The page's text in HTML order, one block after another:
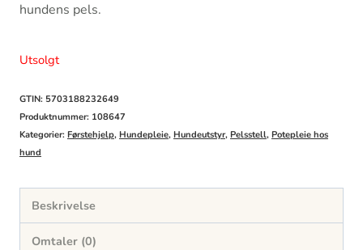
hundens pels.
Utsolgt
GTIN: 5703188232649
Produktnummer: 108647
Kategorier: Førstehjelp, Hundepleie, Hundeutstyr, Pelsstell, Potepleie hos
hund
Beskrivelse
Omtaler (0)